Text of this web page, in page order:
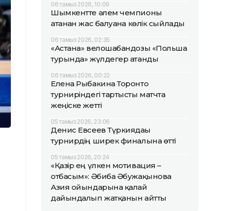
06 тамыз 2026, 10:09
Шымкентте әлем чемпионы
атанған жас балуанға көлік сыйлады
06 тамыз 2026, 02:35
«Астана» велошабандозы «Польша
турында» жүлдегер атанды
06 тамыз 2026, 00:22
Елена Рыбакина Торонто
турниріндегі тартысты матчта
жеңіске жетті
05 тамыз 2026, 23:06
Денис Евсеев Түркиядағы
турнирдің ширек финалына өтті
05 тамыз 2026, 20:24
«Қазір ең үлкен мотивация –
отбасым»: Әбиба Әбужақынова
Азия ойындарына қалай
дайындалып жатқанын айтты